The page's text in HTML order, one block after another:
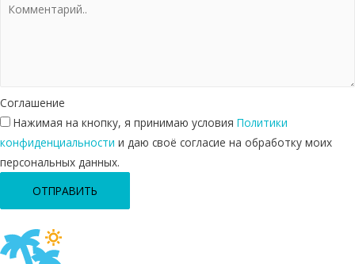
Соглашение
Нажимая на кнопку, я принимаю условия Политики
конфиденциальности и даю своё согласие на обработку моих
персональных данных.
ОТПРАВИТЬ